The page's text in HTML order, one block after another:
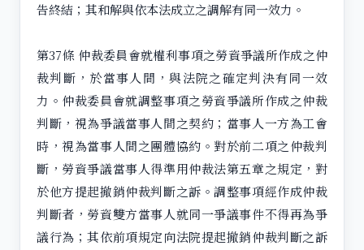
告終結；其和解與依本法成立之調解有同一效力。
第37條 仲裁委員會就權利事項之勞資爭議所作成之仲
裁判斷，於當事人間，與法院之確定判決有同一效
力。仲裁委員會就調整事項之勞資爭議所作成之仲裁
判斷，視為爭議當事人間之契約；當事人一方為工會
時，視為當事人間之團體協約。對於前二項之仲裁判
斷，勞資爭議當事人得準用仲裁法第五章之規定，對
於他方提起撤銷仲裁判斷之訴。調整事項經作成仲裁
判斷者，勞資雙方當事人就同一爭議事件不得再為爭
議行為；其依前項規定向法院提起撤銷仲裁判斷之訴